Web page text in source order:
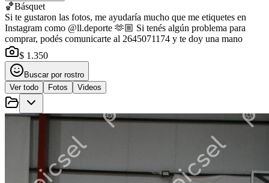
🏀Básquet
Si te gustaron las fotos, me ayudaría mucho que me etiquetes en
Instagram como @ll.deporte 🫶🏼 Si tenés algún problema para
comprar, podés comunicarte al 2645071174 y te doy una mano
$ 1.350
Buscar por rostro
Ver todo
Fotos Videos